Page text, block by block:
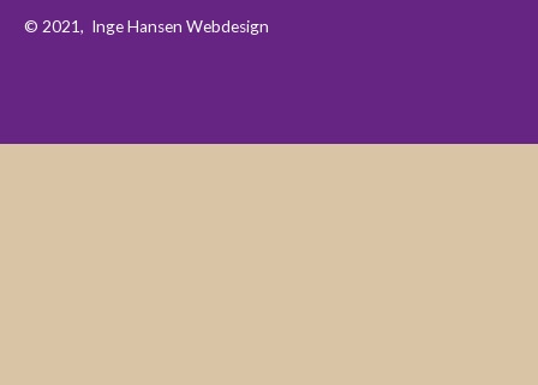
© 2021, Inge Hansen Webdesign